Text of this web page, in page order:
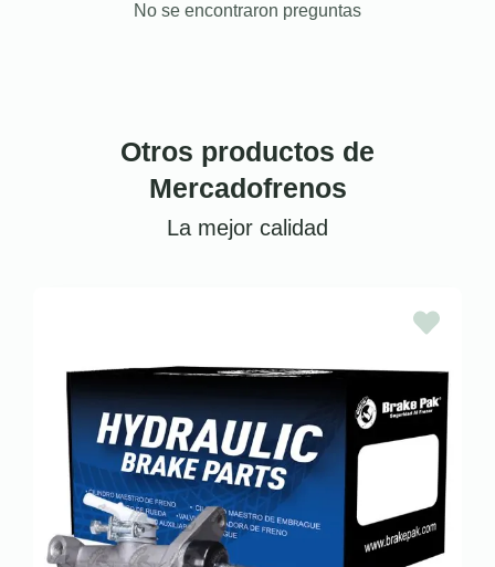
No se encontraron preguntas
Otros productos de
Mercadofrenos
La mejor calidad